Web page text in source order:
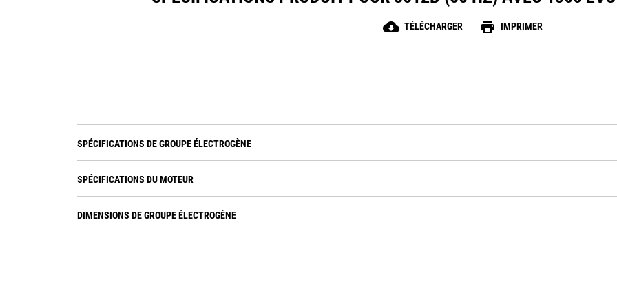
cloud_download TÉLÉCHARGER print IMPRIMER
SPÉCIFICATIONS DE GROUPE ÉLECTROGÈNE
SPÉCIFICATIONS DU MOTEUR
DIMENSIONS DE GROUPE ÉLECTROGÈNE